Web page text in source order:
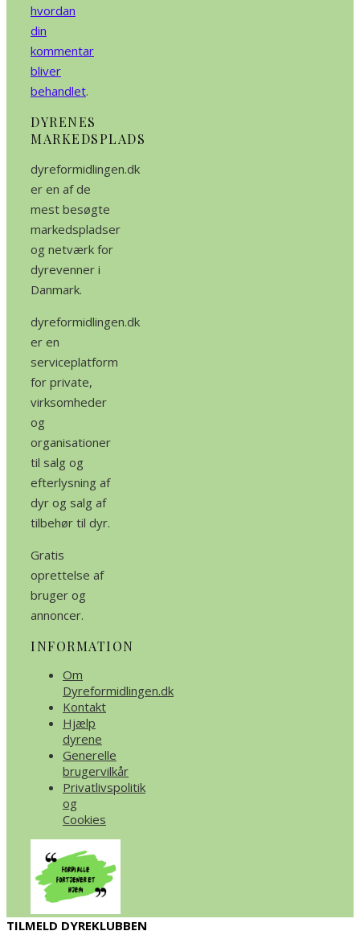
hvordan
din
kommentar
bliver
behandlet.
DYRENES
MARKEDSPLADS
dyreformidlingen.dk
er en af de
mest besøgte
markedspladser
og netværk for
dyrevenner i
Danmark.
dyreformidlingen.dk
er en
serviceplatform
for private,
virksomheder
og
organisationer
til salg og
efterlysning af
dyr og salg af
tilbehør til dyr.
Gratis
oprettelse af
bruger og
annoncer.
INFORMATION
Om
Dyreformidlingen.dk
Kontakt
Hjælp
dyrene
Generelle
brugervilkår
Privatlivspolitik
og
Cookies
TILMELD DYREKLUBBEN